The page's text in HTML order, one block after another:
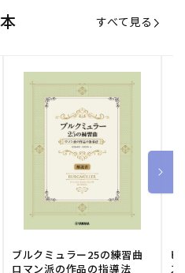
すべて見る
ブルクミュラー25の練習曲
ロマン派の作品の指導法
ピ
ス